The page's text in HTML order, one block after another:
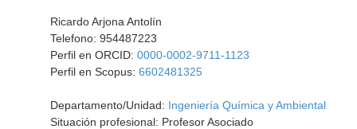
Ricardo Arjona Antolín
Telefono: 954487223
Perfil en ORCID: 0000-0002-9711-1123
Perfil en Scopus: 6602481325
Departamento/Unidad: Ingeniería Química y Ambiental
Situación profesional: Profesor Asociado